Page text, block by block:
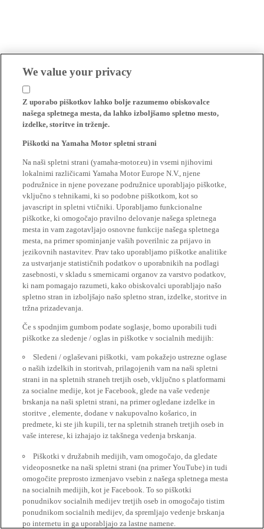
We value your privacy
Z uporabo piškotkov lahko bolje razumemo obiskovalce
našega spletnega mesta, da lahko izboljšamo spletno mesto,
izdelke, storitve in trženje.
Piškotki na Yamaha Motor spletni strani
Na naši spletni strani (yamaha-motor.eu) in vsemi njihovimi
lokalnimi različicami Yamaha Motor Europe N.V., njene
podružnice in njene povezane podružnice uporabljajo piškotke,
vključno s tehnikami, ki so podobne piškotkom, kot so
javascript in spletni vtičniki. Uporabljamo funkcionalne
piškotke, ki omogočajo pravilno delovanje našega spletnega
mesta in vam zagotavljajo osnovne funkcije našega spletnega
mesta, na primer spominjanje vaših poverilnic za prijavo in
jezikovnih nastavitev. Prav tako uporabljamo piškotke analitike
za ustvarjanje statističnih podatkov o uporabnikih na podlagi
zasebnosti, v skladu s smernicami organov za varstvo podatkov,
ki nam pomagajo razumeti, kako obiskovalci uporabljajo našo
spletno stran in izboljšajo našo spletno stran, izdelke, storitve in
tržna prizadevanja.
Če s spodnjim gumbom podate soglasje, bomo uporabili tudi
piškotke za sledenje / oglas in piškotke v socialnih medijih:
Sledeni / oglaševani piškotki, vam pokažejo ustrezne oglase
o naših izdelkih in storitvah, prilagojenih vam na naši spletni
strani in na spletnih straneh tretjih oseb, vključno s platformami
za socialne medije, kot je Facebook, glede na vaše vedenje
brskanja na naši spletni strani, na primer ogledane izdelke in
storitve , elemente, dodane v nakupovalno košarico, in
predmete, ki ste jih kupili, ter na spletnih straneh tretjih oseb in
vaše interese, ki izhajajo iz takšnega vedenja brskanja.
Piškotki v družabnih medijih, vam omogočajo, da gledate
videoposnetke na naši spletni strani (na primer YouTube) in tudi
omogočite preprosto izmenjavo vsebin z našega spletnega mesta
na socialnih medijih, kot je Facebook. To so piškotki
ponudnikov socialnih medijev tretjih oseb in omogočajo tistim
ponudnikom socialnih medijev, da spremljajo vedenje brskanja
po internetu in ga uporabljajo za lastne namene.